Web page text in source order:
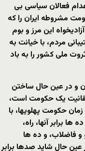
فعالان سیاسی بی
مشروطه ایران را که
این مرز و بوم
مردم، با خیانت به
ملی کشور را به باد
و در عین حال ساختن
یک حکومت است،
حکومت پهلویها، با
برابر آنها، راه،
فاضلاب، و ده ها
حال شاید صدها برابر